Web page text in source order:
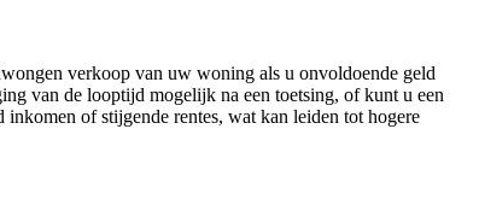
verkoop van uw woning als u onvoldoende geld
van de looptijd mogelijk na een toetsing, of kunt u een
of stijgende rentes, wat kan leiden tot hogere